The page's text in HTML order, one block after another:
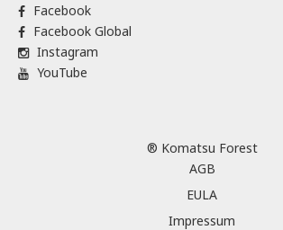
Facebook
Facebook Global
Instagram
YouTube
® Komatsu Forest
AGB
EULA
Impressum